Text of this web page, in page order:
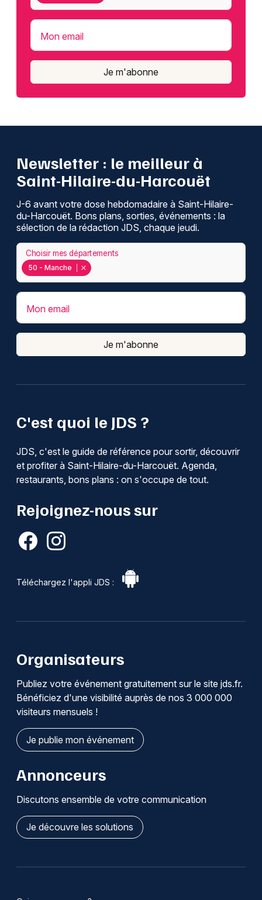
Mon email
Je m'abonne
C'est quoi le JDS ?
JDS, c'est le guide de référence pour sortir, découvrir
et profiter à Saint-Hilaire-du-Harcouët. Agenda,
restaurants, bons plans : on s'occupe de tout.
Rejoignez-nous sur
Téléchargez l'appli JDS :
Newsletter : le meilleur à
Saint-Hilaire-du-Harcouët
J-6 avant votre dose hebdomadaire à Saint-Hilaire-
du-Harcouët. Bons plans, sorties, événements : la
sélection de la rédaction JDS, chaque jeudi.
50 - Manche
Choisir mes départements
Mon email
Je m'abonne
Organisateurs
Publiez votre événement gratuitement sur le site jds.fr.
Bénéficiez d'une visibilité auprès de nos 3 000 000
visiteurs mensuels !
Je publie mon événement
Annonceurs
Discutons ensemble de votre communication
Je découvre les solutions